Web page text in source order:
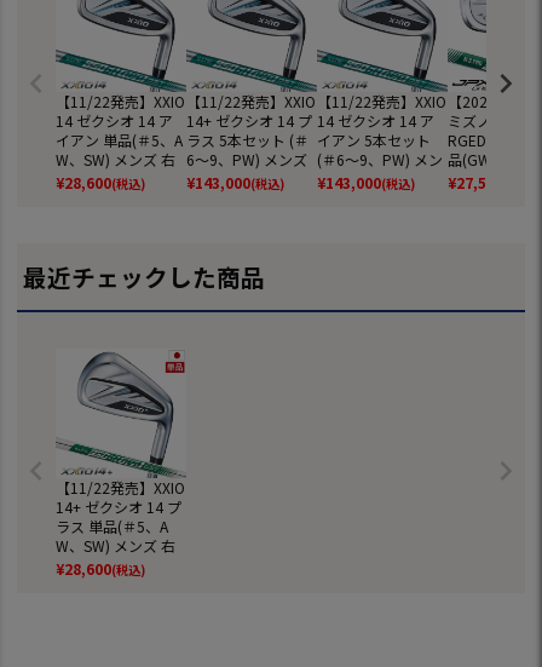
【11/22発売】XXIO
14 ゼクシオ 14 ア
イアン 単品(＃5、A
W、SW) メンズ 右
用 N.S.PRO 850GH
neo DST スチール
品
¥28,600(税込)
【11/22発売】XXIO
14+ ゼクシオ 14 プ
ラス 5本セット (＃
6～9、PW) メンズ
右用 N.S.PRO 950G
H neo DST スチー
品
¥143,000(税込)
【11/22発売】XXIO
14 ゼクシオ 14 ア
イアン 5本セット
(＃6～9、PW) メン
ズ 右用 N.S.PRO 85
0GH neo DST スチ
¥143,000(税込)
【2026年3月
ミズノ JPX
RGED アイア
品(GW,SW)
右用
o スチールシ
¥27,500
最近チェックした商品
【11/22発売】XXIO
14+ ゼクシオ 14 プ
ラス 単品(＃5、A
W、SW) メンズ 右
用 N.S.PRO 950GH
neo DST スチール
¥28,600(税込)